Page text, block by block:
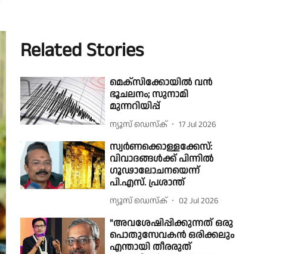
Related Stories
മെക്സിക്കോയിൽ വൻ
ഭൂചലനം; സുനാമി
മുന്നറിയിപ്പ്
ന്യൂസ് ഡെസ്ക് 17 Jul 2026
സ്വർണക്കൊള്ളക്കേസ്:
വിവാദങ്ങൾക്ക് പിന്നിൽ
ഗൂഢാലോചനയെന്ന്
പി.എസ്. പ്രശാന്ത്
ന്യൂസ് ഡെസ്ക് 02 Jul 2026
"അവശേഷിപ്പിക്കുന്നത് ഒരു
പൊതുസേവകൻ ഒരിക്കലും
എന്തായി തീരരുത്